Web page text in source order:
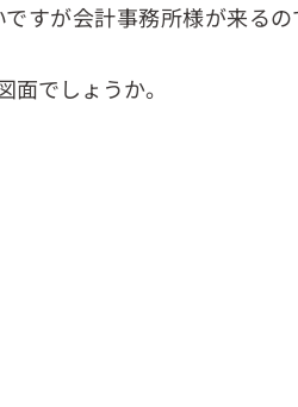
すが会計事務所様が来る
でしょうか。